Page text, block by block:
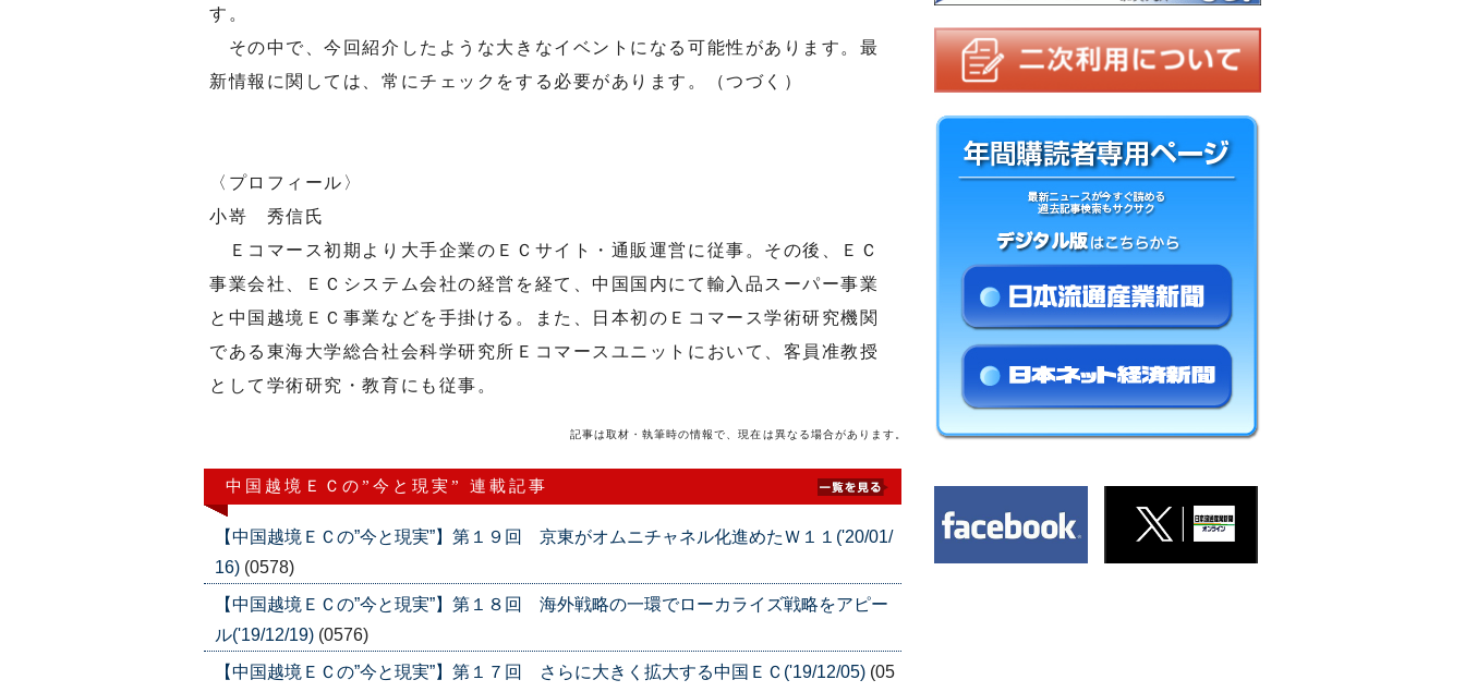
す。
その中で、今回紹介したような大きなイベントになる可能性があります。最
新情報に関しては、常にチェックをする必要があります。（つづく）
〈プロフィール〉
小嵜 秀信氏
Ｅコマース初期より大手企業のＥＣサイト・通販運営に従事。その後、ＥＣ
事業会社、ＥＣシステム会社の経営を経て、中国国内にて輸入品スーパー事業
と中国越境ＥＣ事業などを手掛ける。また、日本初のＥコマース学術研究機関
である東海大学総合社会科学研究所Ｅコマースユニットにおいて、客員准教授
として学術研究・教育にも従事。
記事は取材・執筆時の情報で、現在は異なる場合があります。
中国越境ＥＣの”今と現実” 連載記事
【中国越境ＥＣの”今と現実”】第１９回 京東がオムニチャネル化進めたＷ１１('20/01/
16) (0578)
【中国越境ＥＣの”今と現実”】第１８回 海外戦略の一環でローカライズ戦略をアピー
ル('19/12/19) (0576)
【中国越境ＥＣの”今と現実”】第１７回 さらに大きく拡大する中国ＥＣ('19/12/05) (05